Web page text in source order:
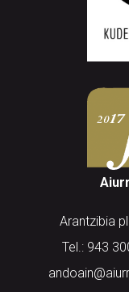
Arantzibia
Tel.: 943